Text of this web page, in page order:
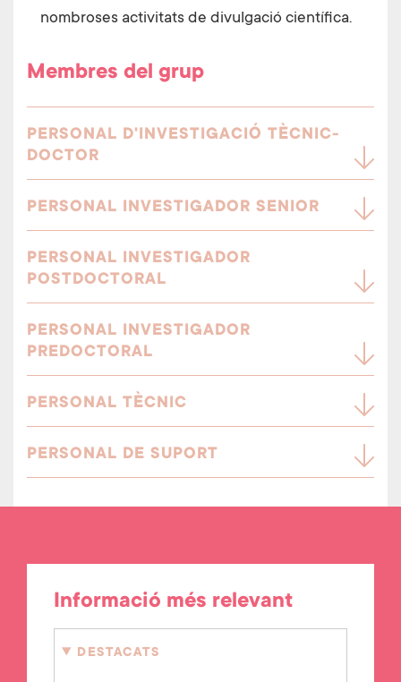
nombroses activitats de divulgació científica.
Membres del grup
PERSONAL D'INVESTIGACIÓ TÈCNIC-
DOCTOR
PERSONAL INVESTIGADOR SENIOR
PERSONAL INVESTIGADOR
POSTDOCTORAL
PERSONAL INVESTIGADOR
PREDOCTORAL
PERSONAL TÈCNIC
PERSONAL DE SUPORT
Informació més relevant
DESTACATS